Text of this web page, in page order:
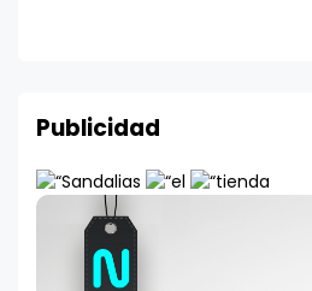
Publicidad